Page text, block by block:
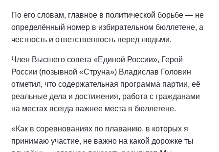
По его словам, главное в политической борьбе — не
определённый номер в избирательном бюллетене, а
честность и ответственность перед людьми.
Член Высшего совета «Единой России», Герой
России (позывной «Струна») Владислав Головин
отметил, что содержательная программа партии, её
реальные дела и достижения, работа с гражданами
на местах всегда важнее места в бюллетене.
«Как в соревнованиях по плаванию, в которых я
принимаю участие, не важно на какой дорожке ты